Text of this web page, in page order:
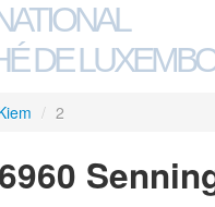
DE
/ 2